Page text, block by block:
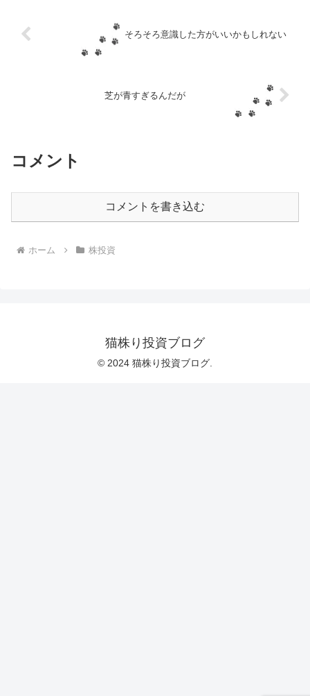
そろそろ意識した方がいいかもしれない
芝が青すぎるんだが
コメント
コメントを書き込む
ホーム 株投資
猫株り投資ブログ
© 2024 猫株り投資ブログ.